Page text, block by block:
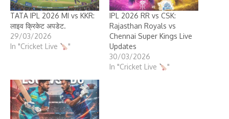
TATA IPL 2026 MI vs KKR:
लाइव क्रिकेट अपडेट.
29/03/2026
In "Cricket Live
"
IPL 2026 RR vs CSK:
Rajasthan Royals vs
Chennai Super Kings Live
Updates
30/03/2026
In "Cricket Live
"